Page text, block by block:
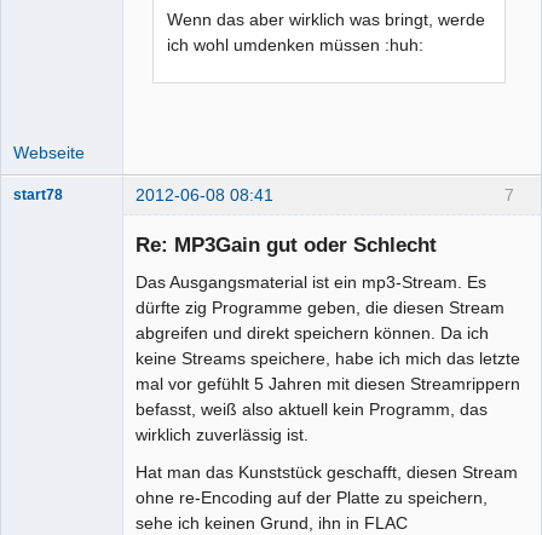
Wenn das aber wirklich was bringt, werde
ich wohl umdenken müssen :huh:
Webseite
7
start78 2012-06-08 08:41
Re: MP3Gain gut oder Schlecht
Das Ausgangsmaterial ist ein mp3-Stream. Es
dürfte zig Programme geben, die diesen Stream
abgreifen und direkt speichern können. Da ich
keine Streams speichere, habe ich mich das letzte
mal vor gefühlt 5 Jahren mit diesen Streamrippern
befasst, weiß also aktuell kein Programm, das
wirklich zuverlässig ist.
Hat man das Kunststück geschafft, diesen Stream
ohne re-Encoding auf der Platte zu speichern,
sehe ich keinen Grund, ihn in FLAC